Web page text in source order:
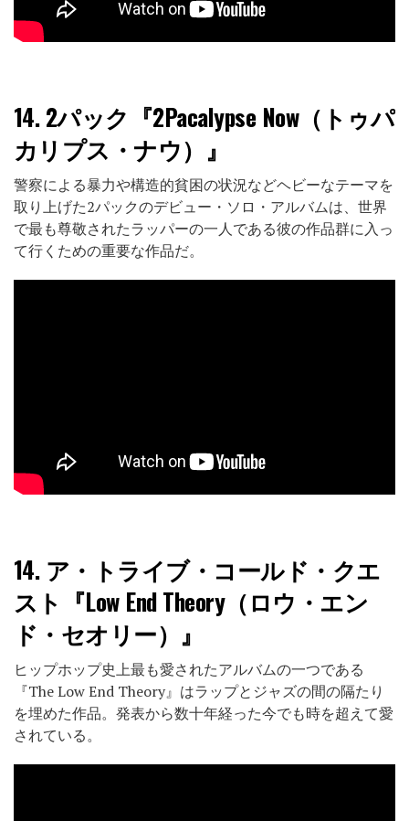
14.2パック『2Pacalypse Now（トゥパ
カリプス・ナウ）』
警察による暴力や構造的貧困の状況などヘビーなテーマを
取り上げた2パックのデビュー・ソロ・アルバムは、世界
で最も尊敬されたラッパーの一人である彼の作品群に入っ
て行くための重要な作品だ。
14. ア・トライブ・コールド・クエ
スト『Low End Theory（ロウ・エン
ド・セオリー）』
ヒップホップ史上最も愛されたアルバムの一つである
『The Low End Theory』はラップとジャズの間の隔たり
を埋めた作品。発表から数十年経った今でも時を超えて愛
されている。